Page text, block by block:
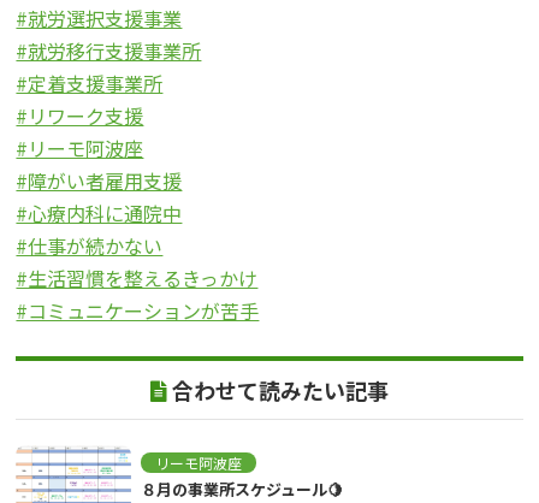
#就労選択支援事業
#就労移行支援事業所
#定着支援事業所
#リワーク支援
#リーモ阿波座
#障がい者雇用支援
#心療内科に通院中
#仕事が続かない
#生活習慣を整えるきっかけ
#コミュニケーションが苦手
合わせて読みたい記事
リーモ阿波座
８月の事業所スケジュール🍋